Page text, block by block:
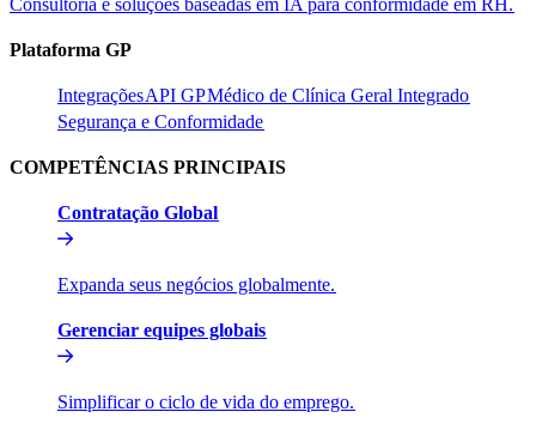
Consultoria e soluções baseadas em IA para conformidade em RH.​​
Plataforma GP​​
Integrações​​API GP​​Médico de Clínica Geral Integrado​​
Segurança e Conformidade​​
COMPETÊNCIAS PRINCIPAIS​​
Contratação Global​​
Expanda seus negócios globalmente.​​
Gerenciar equipes globais​​
Simplificar o ciclo de vida do emprego.​​